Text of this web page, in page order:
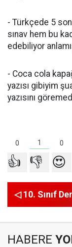
- Türkçede 5
sınav hem bu
edebiliyor
- Coca cola
yazısı gibiyim
yazısını
0 1 0
👍 👎 😍
◁ 10. Sınıf
HABERE